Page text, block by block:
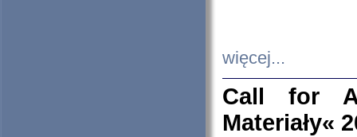
więcej...
Call for
Materiały«